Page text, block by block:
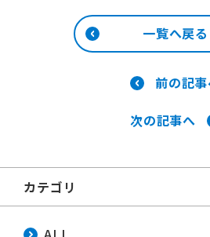
一覧へ戻る
前の記
次の記事へ
カテゴリ